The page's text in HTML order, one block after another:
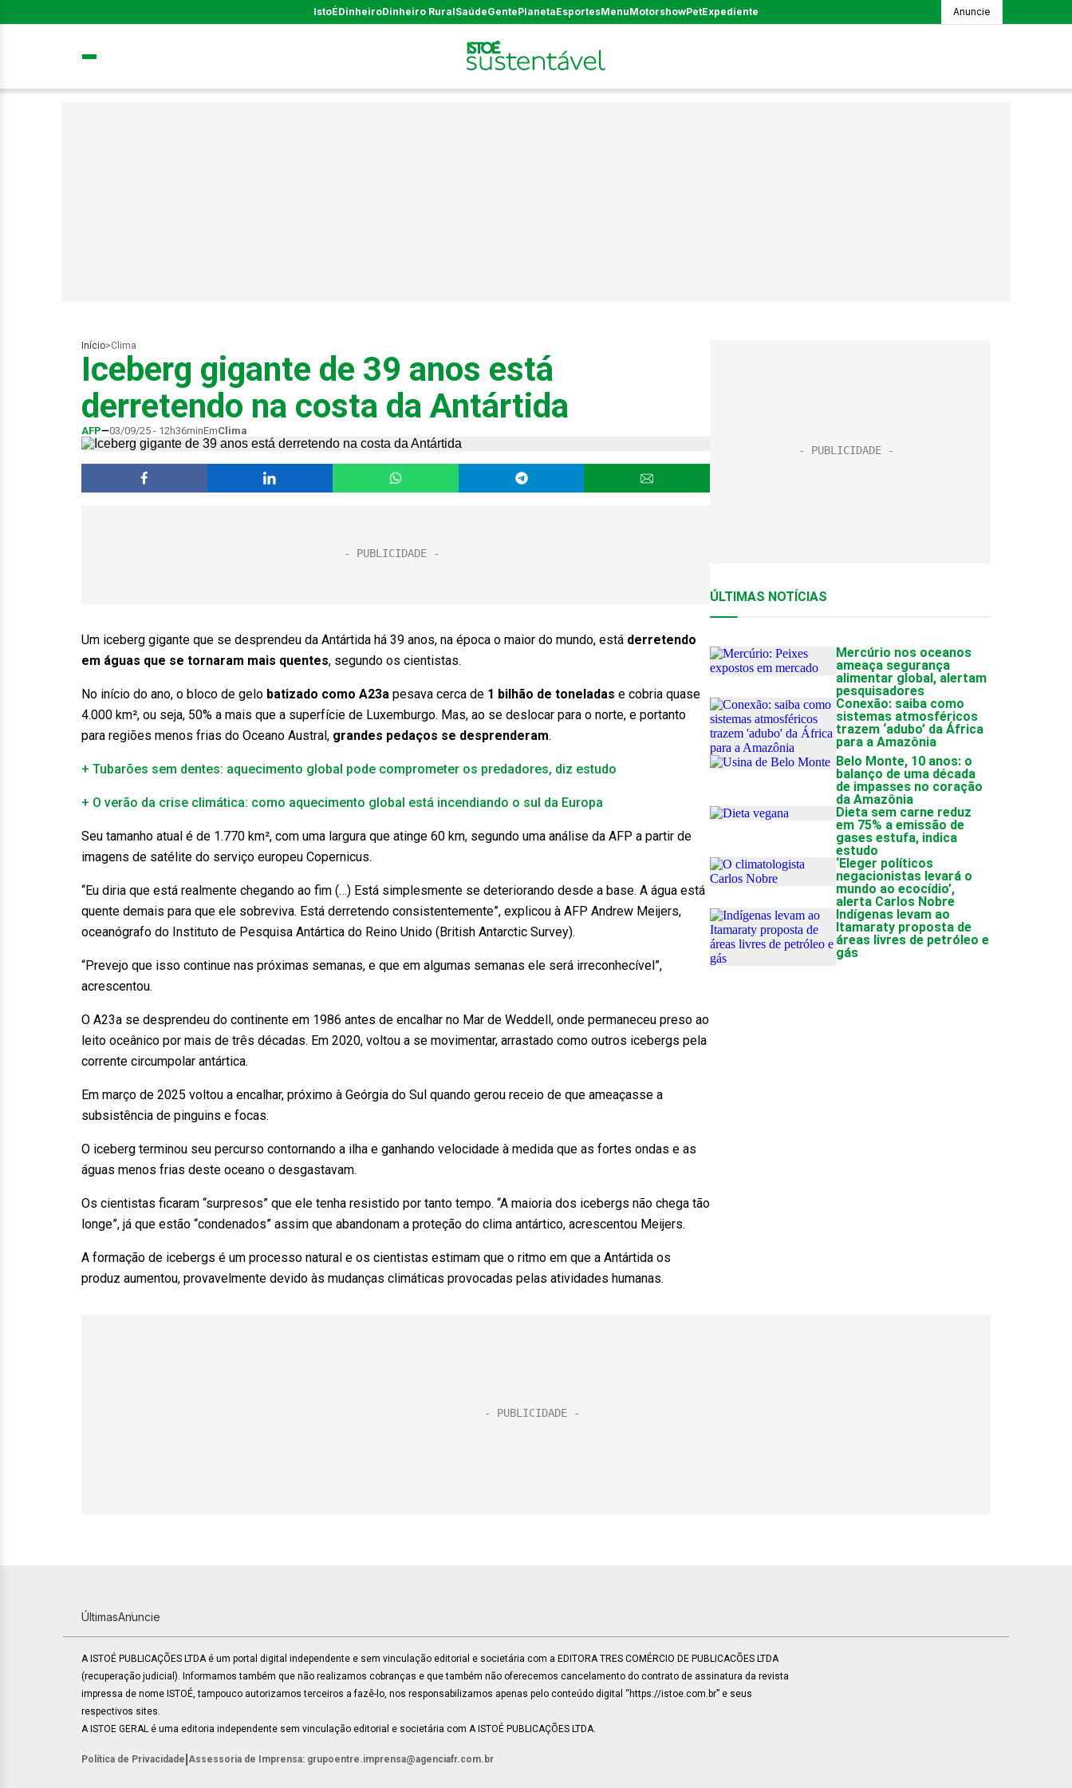
IstoÉDinheiroDinheiro RuralSaúdeGentePlanetaEsportesMenuMotorshowPetExpediente Anuncie
Início>Clima
Iceberg gigante de 39 anos está
derretendo na costa da Antártida
AFP 03/09/25 - 12h36minEmClima
Um iceberg gigante que se desprendeu da Antártida há 39 anos, na época o maior do mundo, está derretendo
em águas que se tornaram mais quentes, segundo os cientistas.
No início do ano, o bloco de gelo batizado como A23a pesava cerca de 1 bilhão de toneladas e cobria quase
4.000 km², ou seja, 50% a mais que a superfície de Luxemburgo. Mas, ao se deslocar para o norte, e portanto
para regiões menos frias do Oceano Austral, grandes pedaços se desprenderam.
+ Tubarões sem dentes: aquecimento global pode comprometer os predadores, diz estudo
+ O verão da crise climática: como aquecimento global está incendiando o sul da Europa
Seu tamanho atual é de 1.770 km², com uma largura que atinge 60 km, segundo uma análise da AFP a partir de
imagens de satélite do serviço europeu Copernicus.
“Eu diria que está realmente chegando ao fim (…) Está simplesmente se deteriorando desde a base. A água está
quente demais para que ele sobreviva. Está derretendo consistentemente”, explicou à AFP Andrew Meijers,
oceanógrafo do Instituto de Pesquisa Antártica do Reino Unido (British Antarctic Survey).
“Prevejo que isso continue nas próximas semanas, e que em algumas semanas ele será irreconhecível”,
acrescentou.
O A23a se desprendeu do continente em 1986 antes de encalhar no Mar de Weddell, onde permaneceu preso ao
leito oceânico por mais de três décadas. Em 2020, voltou a se movimentar, arrastado como outros icebergs pela
corrente circumpolar antártica.
Em março de 2025 voltou a encalhar, próximo à Geórgia do Sul quando gerou receio de que ameaçasse a
subsistência de pinguins e focas.
O iceberg terminou seu percurso contornando a ilha e ganhando velocidade à medida que as fortes ondas e as
águas menos frias deste oceano o desgastavam.
Os cientistas ficaram “surpresos” que ele tenha resistido por tanto tempo. “A maioria dos icebergs não chega tão
longe”, já que estão “condenados” assim que abandonam a proteção do clima antártico, acrescentou Meijers.
A formação de icebergs é um processo natural e os cientistas estimam que o ritmo em que a Antártida os
produz aumentou, provavelmente devido às mudanças climáticas provocadas pelas atividades humanas.
ÚltimasAnuncie
A ISTOÉ PUBLICAÇÕES LTDA é um portal digital independente e sem vinculação editorial e societária com a EDITORA TRES COMÉRCIO DE PUBLICACÕES LTDA
(recuperação judicial). Informamos também que não realizamos cobranças e que também não oferecemos cancelamento do contrato de assinatura da revista
impressa de nome ISTOÉ, tampouco autorizamos terceiros a fazê-lo, nos responsabilizamos apenas pelo conteúdo digital “https://istoe.com.br” e seus
respectivos sites.
A ISTOE GERAL é uma editoria independente sem vinculação editorial e societária com A ISTOÉ PUBLICAÇÕES LTDA.
Política de Privacidade Assessoria de Imprensa: grupoentre.imprensa@agenciafr.com.br